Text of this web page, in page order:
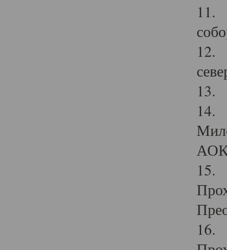
11.
12.
13.
14.
15.
16.